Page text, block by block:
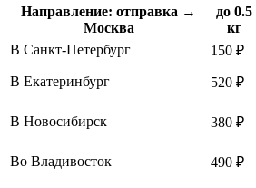
Направление: отправка →
Москва
до 0.5
кг
В Санкт-Петербург
150 ₽
В Екатеринбург 520 ₽
В Новосибирск 380 ₽
Во Владивосток 490 ₽